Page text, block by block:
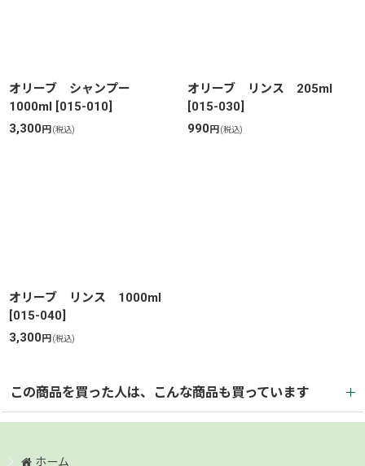
オリーブ シャンプー
1000ml [015-010]
3,300円 (税込)
オリーブ リンス 205ml
[015-030]
990円 (税込)
オリーブ リンス 1000ml
[015-040]
3,300円 (税込)
この商品を買った人は、こんな商品も買っています
ホーム